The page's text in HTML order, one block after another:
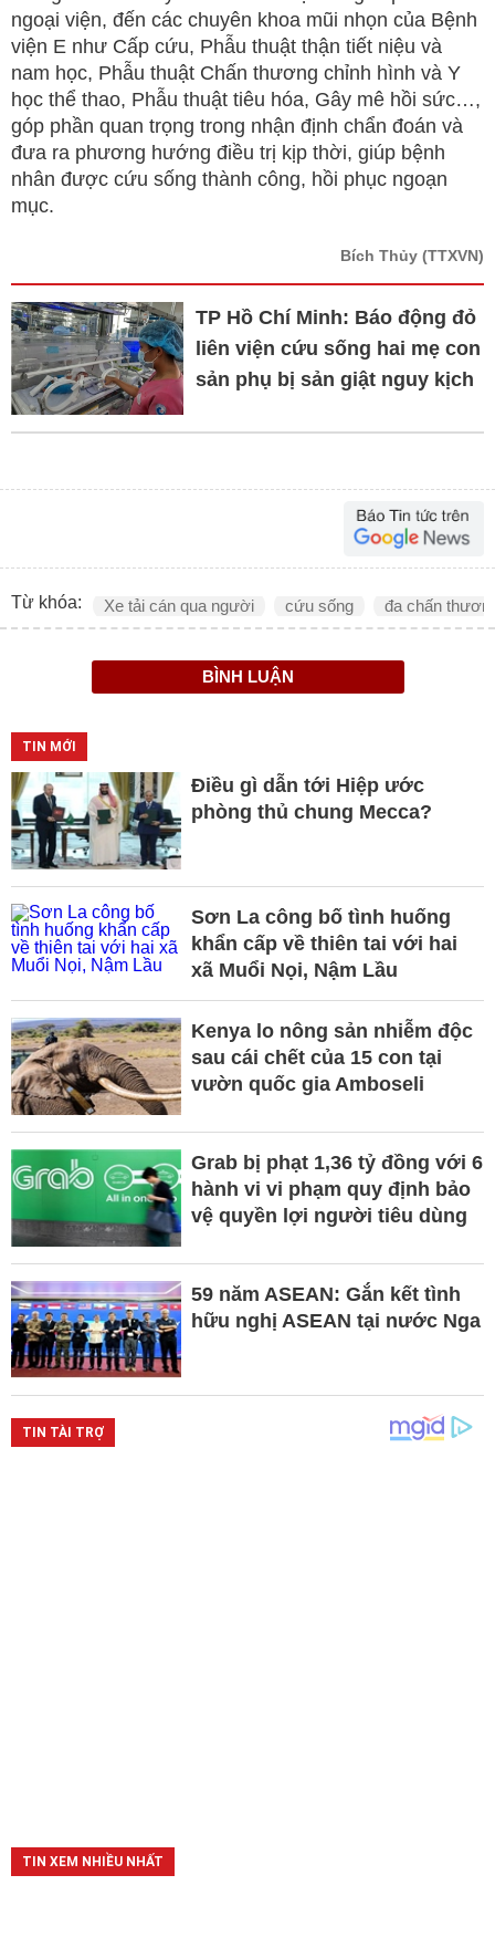
ngoại viện, đến các chuyên khoa mũi nhọn của Bệnh
viện E như Cấp cứu, Phẫu thuật thận tiết niệu và
nam học, Phẫu thuật Chấn thương chỉnh hình và Y
học thể thao, Phẫu thuật tiêu hóa, Gây mê hồi sức…,
góp phần quan trọng trong nhận định chẩn đoán và
đưa ra phương hướng điều trị kịp thời, giúp bệnh
nhân được cứu sống thành công, hồi phục ngoạn
mục.
Bích Thủy (TTXVN)
TP Hồ Chí Minh: Báo động đỏ
liên viện cứu sống hai mẹ con
sản phụ bị sản giật nguy kịch
Từ khóa: Xe tải cán qua người cứu sống đa chấn
BÌNH LUẬN
TIN MỚI
Điều gì dẫn tới Hiệp ước
phòng thủ chung Mecca?
Sơn La công bố tình huống
khẩn cấp về thiên tai với hai
xã Muổi Nọi, Nậm Lầu
Kenya lo nông sản nhiễm độc
sau cái chết của 15 con tại
vườn quốc gia Amboseli
Grab bị phạt 1,36 tỷ đồng với 6
hành vi vi phạm quy định bảo
vệ quyền lợi người tiêu dùng
59 năm ASEAN: Gắn kết tình
hữu nghị ASEAN tại nước Nga
TIN XEM NHIỀU NHẤT